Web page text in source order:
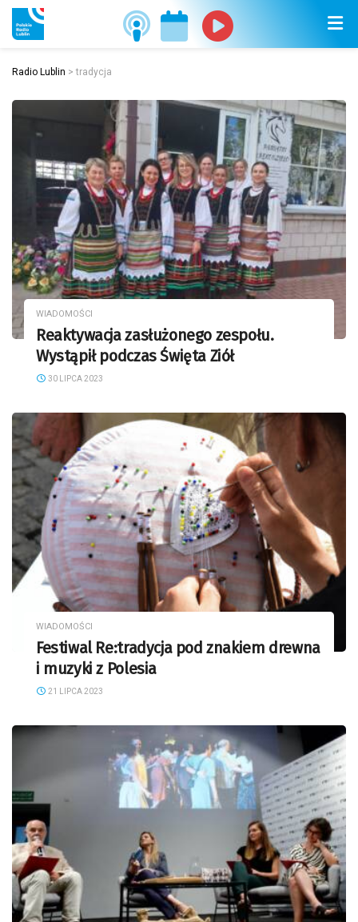
Radio Lublin >tradycja
WIADOMOŚCI
Reaktywacja zasłużonego zespołu.
Wystąpił podczas Święta Ziół
30 LIPCA 2023
WIADOMOŚCI
Festiwal Re:tradycja pod znakiem drewna
i muzyki z Polesia
21 LIPCA 2023